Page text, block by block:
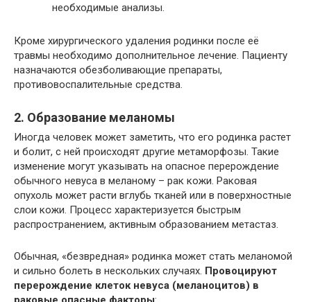
необходимые анализы.
Кроме хирургического удаления родинки после её
травмы необходимо дополнительное лечение. Пациенту
назначаются обезболивающие препараты,
противовоспалительные средства.
2. Образование меланомы
Иногда человек может заметить, что его родинка растет
и болит, с ней происходят другие метаморфозы. Такие
изменение могут указывать на опасное перерождение
обычного невуса в меланому – рак кожи. Раковая
опухоль может расти вглубь тканей или в поверхностные
слои кожи. Процесс характеризуется быстрым
распространением, активным образованием метастаз.
Обычная, «безвредная» родинка может стать меланомой
и сильно болеть в нескольких случаях. Провоцируют
перерождение клеток невуса (меланоцитов) в